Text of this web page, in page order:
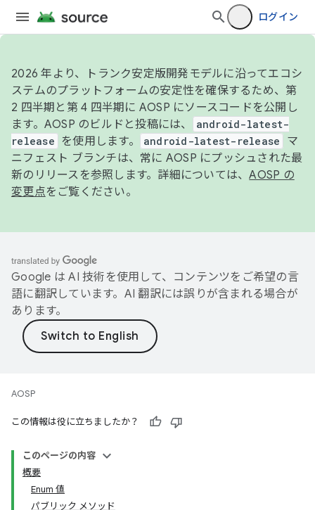
ログイン
2026 年より、トランク安定版開発モデルに沿ってエコシ
ステムのプラットフォームの安定性を確保するため、第
2 四半期と第 4 四半期に AOSP にソースコードを公開し
ます。AOSP のビルドと投稿には、
android-latest-
release
を使用します。 android-latest-release
マ
ニフェスト ブランチは、常に AOSP にプッシュされた最
新のリリースを参照します。詳細については、AOSP の
変更点をご覧ください。
Google は AI 技術を使用して、コンテンツをご希望の言
語に翻訳しています。AI 翻訳には誤りが含まれる場合が
あります。
AOSP
この情報は役に立ちましたか？
このページの内容
概要
Enum 値
パブリック メソッド